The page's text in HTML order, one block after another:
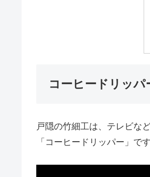
コーヒードリッパ
戸隠の竹細工は、テレビな
「コーヒードリッパー」です